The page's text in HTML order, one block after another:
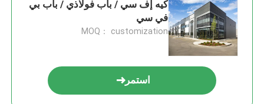
كيه إف سي / باب فولاذي / باب بي
في سي
MOQ： customization
استمر